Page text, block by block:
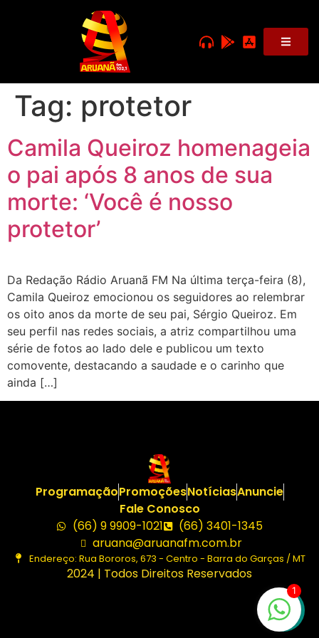
Tag: protetor
Camila Queiroz homenageia
o pai após 8 anos de sua
morte: ‘Você é nosso
protetor’
Da Redação Rádio Aruanã FM Na última terça-feira (8),
Camila Queiroz emocionou os seguidores ao relembrar
os oito anos da morte de seu pai, Sérgio Queiroz. Em
seu perfil nas redes sociais, a atriz compartilhou uma
série de fotos ao lado dele e publicou um texto
comovente, destacando a saudade e o carinho que
ainda […]
ProgramaçãoPromoçõesNotíciasAnuncie
Fale Conosco
(66) 9 9909-1021
(66) 3401-1345
aruana@aruanafm.com.br
Endereço: Rua Bororos, 673 - Centro - Barra do Garças / MT
2024 | Todos Direitos Reservados
1